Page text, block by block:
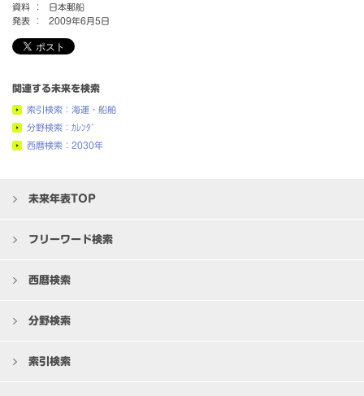
資料 ：
日本郵船
発表 ：
2009年6月5日
関連する未来を検索
索引検索：海運・船舶
分野検索：ｶﾚﾝﾀﾞ
西暦検索：2030年
未来年表TOP
フリーワード検索
西暦検索
分野検索
索引検索